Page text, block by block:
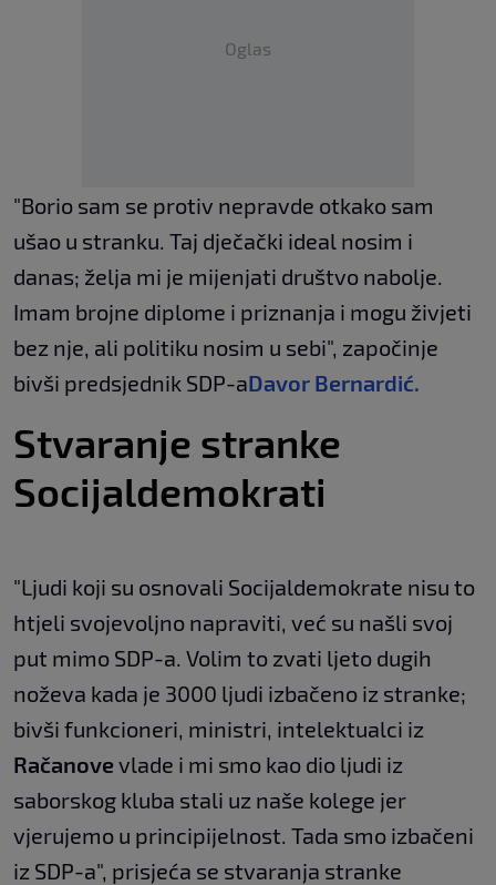
Oglas
"Borio sam se protiv nepravde otkako sam
ušao u stranku. Taj dječački ideal nosim i
danas; želja mi je mijenjati društvo nabolje.
Imam brojne diplome i priznanja i mogu živjeti
bez nje, ali politiku nosim u sebi", započinje
bivši predsjednik SDP-aDavor Bernardić.
Stvaranje stranke
Socijaldemokrati
"Ljudi koji su osnovali Socijaldemokrate nisu to
htjeli svojevoljno napraviti, već su našli svoj
put mimo SDP-a. Volim to zvati ljeto dugih
noževa kada je 3000 ljudi izbačeno iz stranke;
bivši funkcioneri, ministri, intelektualci iz
Račanove vlade i mi smo kao dio ljudi iz
saborskog kluba stali uz naše kolege jer
vjerujemo u principijelnost. Tada smo izbačeni
iz SDP-a", prisjeća se stvaranja stranke